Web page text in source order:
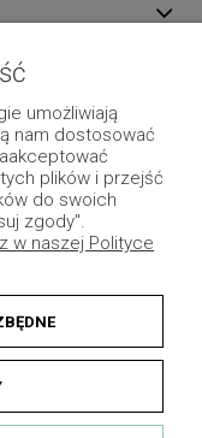
umożliwiają
nam dostosować
plików i przejść
do swoich
zgody".
w naszej Polityce